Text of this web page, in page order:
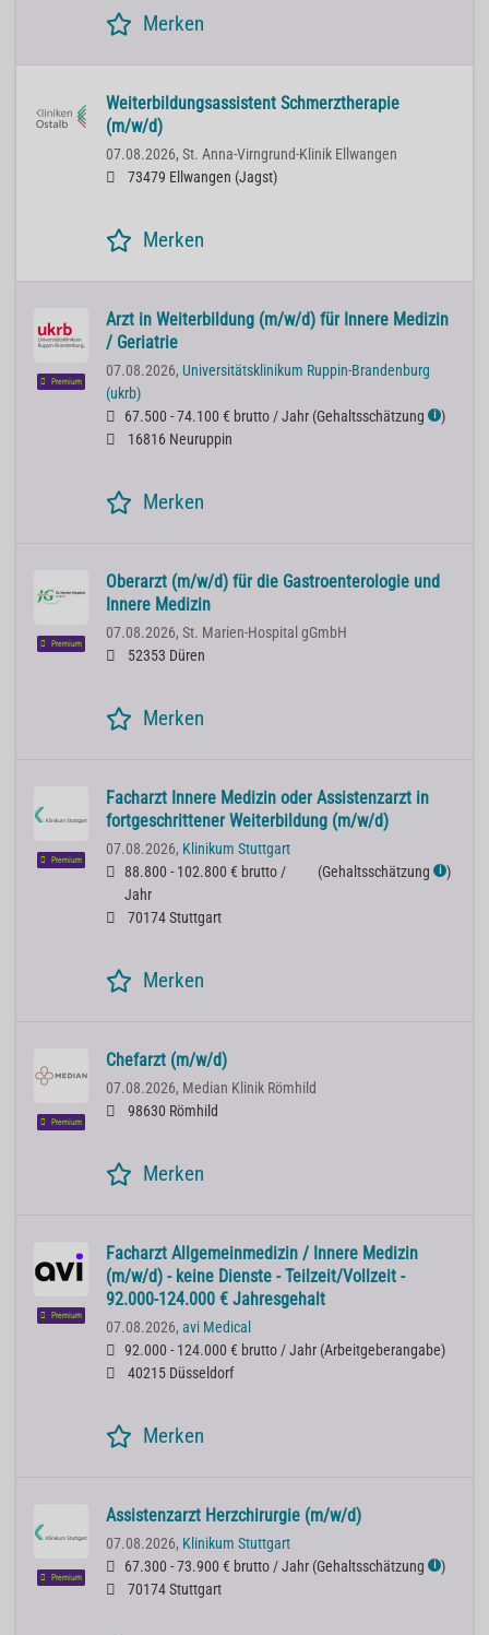
Merken
Weiterbildungsassistent Schmerztherapie
(m/w/d)
07.08.2026, St. Anna-Virngrund-Klinik Ellwangen
73479 Ellwangen (Jagst)
Merken
Premium
Arzt in Weiterbildung (m/w/d) für Innere Medizin
/ Geriatrie
07.08.2026, Universitätsklinikum Ruppin-Brandenburg
(ukrb)
67.500 - 74.100 € brutto / Jahr (Gehaltsschätzung ℹ )
16816 Neuruppin
Merken
Premium
Oberarzt (m/w/d) für die Gastroenterologie und
Innere Medizin
07.08.2026, St. Marien-Hospital gGmbH
52353 Düren
Merken
Premium
Facharzt Innere Medizin oder Assistenzarzt in
fortgeschrittener Weiterbildung (m/w/d)
07.08.2026, Klinikum Stuttgart
88.800 - 102.800 € brutto /
Jahr
(Gehaltsschätzung ℹ )
70174 Stuttgart
Merken
Premium
Chefarzt (m/w/d)
07.08.2026, Median Klinik Römhild
98630 Römhild
Merken
Premium
Facharzt Allgemeinmedizin / Innere Medizin
(m/w/d) - keine Dienste - Teilzeit/Vollzeit -
92.000-124.000 € Jahresgehalt
07.08.2026, avi Medical
92.000 - 124.000 € brutto / Jahr (Arbeitgeberangabe)
40215 Düsseldorf
Merken
Premium
Assistenzarzt Herzchirurgie (m/w/d)
07.08.2026, Klinikum Stuttgart
67.300 - 73.900 € brutto / Jahr (Gehaltsschätzung ℹ )
70174 Stuttgart